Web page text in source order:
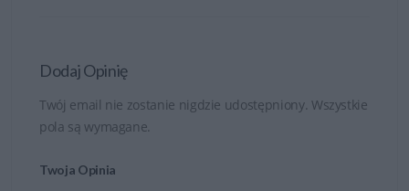
Dodaj Opinię
Twój email nie zostanie nigdzie udostępniony. Wszystkie
pola są wymagane.
Twoja Opinia